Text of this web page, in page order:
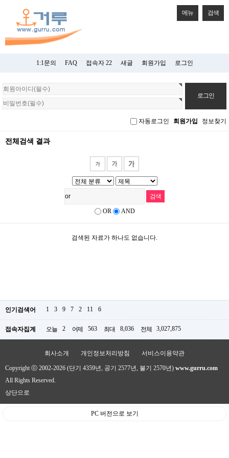
메뉴 검색
1:1문의 FAQ 접속자 22 새글 회원가입 로그인
회
원
로
자동로그인 회원가입 정보찾기
전체검색 결과
OR AND
검색된 자료가 하나도 없습니다.
인기검색어 1 3 9 7 2 11 6
접속자집계 오늘 2 어제 563 최대 8,036 전체 3,027,875
회사소개 개인정보처리방침 서비스이용약관
Copyright ⓒ 2002-2026 (단기 4359년, 공기 2577년, 불기 2570년) www.gurru.com
All Rights Reserved.
상단으로
PC 버전으로 보기